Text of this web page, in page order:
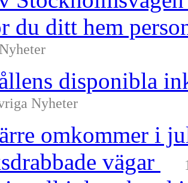
du ditt hem
disponibla
Nyheter
omkommer i
vägar